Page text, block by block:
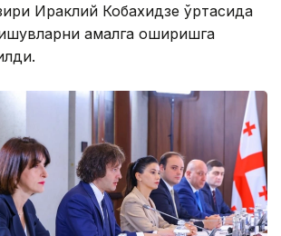
Ираклий Кобахидзе ўртасида
амалга оширишга